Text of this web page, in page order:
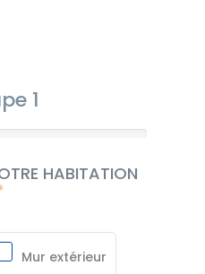
1
HABITATION
Mur extérieur